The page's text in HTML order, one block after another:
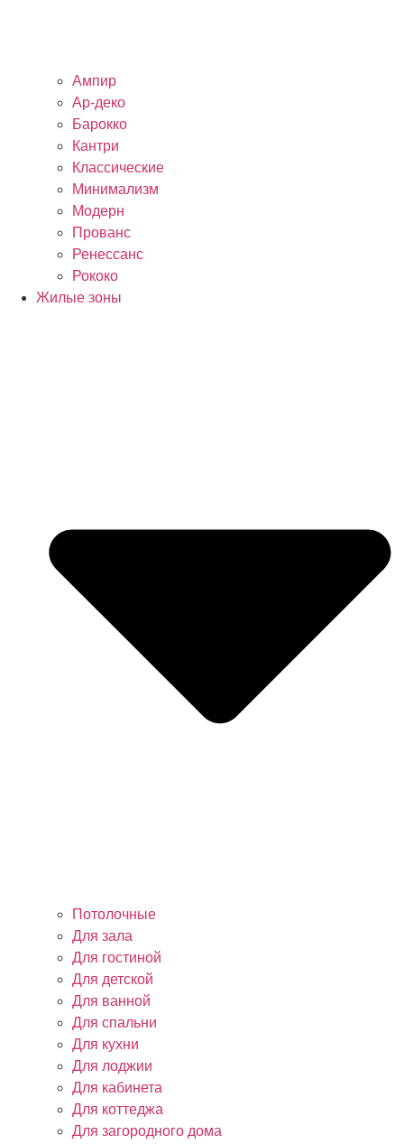
Ампир
Ар-деко
Барокко
Кантри
Классические
Минимализм
Модерн
Прованс
Ренессанс
Рококо
Жилые зоны
Потолочные
Для зала
Для гостиной
Для детской
Для ванной
Для спальни
Для кухни
Для лоджии
Для кабинета
Для коттеджа
Для загородного дома